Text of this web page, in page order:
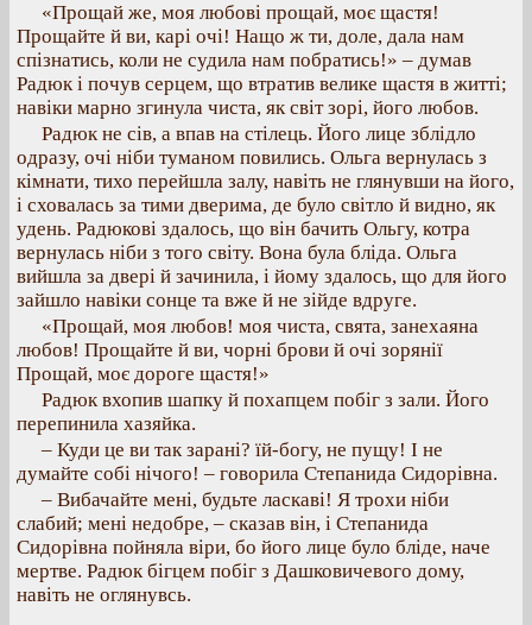
«Прощай же, моя любові прощай, моє щастя!
Прощайте й ви, карі очі! Нащо ж ти, доле, дала нам
спізнатись, коли не судила нам побратись!» – думав
Радюк і почув серцем, що втратив велике щастя в житті;
навіки марно згинула чиста, як світ зорі, його любов.
Радюк не сів, а впав на стілець. Його лице зблідло
одразу, очі ніби туманом повились. Ольга вернулась з
кімнати, тихо перейшла залу, навіть не глянувши на його,
і сховалась за тими дверима, де було світло й видно, як
удень. Радюкові здалось, що він бачить Ольгу, котра
вернулась ніби з того світу. Вона була бліда. Ольга
вийшла за двері й зачинила, і йому здалось, що для його
зайшло навіки сонце та вже й не зійде вдруге.
«Прощай, моя любов! моя чиста, свята, занехаяна
любов! Прощайте й ви, чорні брови й очі зорянії
Прощай, моє дороге щастя!»
Радюк вхопив шапку й похапцем побіг з зали. Його
перепинила хазяйка.
– Куди це ви так зарані? їй-богу, не пущу! І не
думайте собі нічого! – говорила Степанида Сидорівна.
– Вибачайте мені, будьте ласкаві! Я трохи ніби
слабий; мені недобре, – сказав він, і Степанида
Сидорівна пойняла віри, бо його лице було бліде, наче
мертве. Радюк бігцем побіг з Дашковичевого дому,
навіть не оглянувсь.